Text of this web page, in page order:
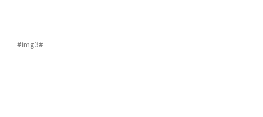
#img3#